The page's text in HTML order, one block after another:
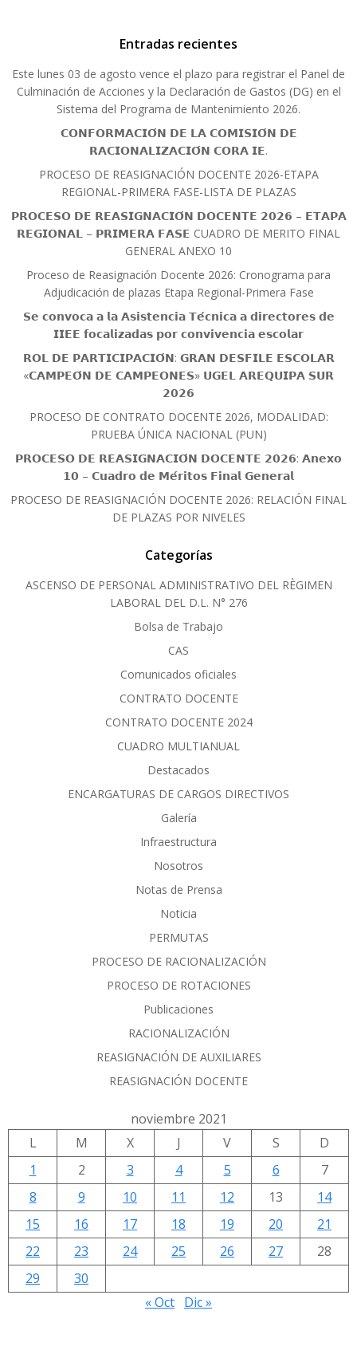
Entradas recientes
Este lunes 03 de agosto vence el plazo para registrar el Panel de
Culminación de Acciones y la Declaración de Gastos (DG) en el
Sistema del Programa de Mantenimiento 2026.
𝗖𝗢𝗡𝗙𝗢𝗥𝗠𝗔𝗖𝗜𝗢́𝗡 𝗗𝗘 𝗟𝗔 𝗖𝗢𝗠𝗜𝗦𝗜𝗢́𝗡 𝗗𝗘
𝗥𝗔𝗖𝗜𝗢𝗡𝗔𝗟𝗜𝗭𝗔𝗖𝗜𝗢́𝗡 𝗖𝗢𝗥𝗔 𝗜𝗘.
PROCESO DE REASIGNACIÓN DOCENTE 2026-ETAPA
REGIONAL-PRIMERA FASE-LISTA DE PLAZAS
𝗣𝗥𝗢𝗖𝗘𝗦𝗢 𝗗𝗘 𝗥𝗘𝗔𝗦𝗜𝗚𝗡𝗔𝗖𝗜𝗢́𝗡 𝗗𝗢𝗖𝗘𝗡𝗧𝗘 𝟮𝟬𝟮𝟲 – 𝗘𝗧𝗔𝗣𝗔
𝗥𝗘𝗚𝗜𝗢𝗡𝗔𝗟 – 𝗣𝗥𝗜𝗠𝗘𝗥𝗔 𝗙𝗔𝗦𝗘 CUADRO DE MERITO FINAL
GENERAL ANEXO 10
Proceso de Reasignación Docente 2026: Cronograma para
Adjudicación de plazas Etapa Regional-Primera Fase
𝗦𝗲 𝗰𝗼𝗻𝘃𝗼𝗰𝗮 𝗮 𝗹𝗮 𝗔𝘀𝗶𝘀𝘁𝗲𝗻𝗰𝗶𝗮 𝗧𝗲́𝗰𝗻𝗶𝗰𝗮 𝗮 𝗱𝗶𝗿𝗲𝗰𝘁𝗼𝗿𝗲𝘀 𝗱𝗲
𝗜𝗜𝗘𝗘 𝗳𝗼𝗰𝗮𝗹𝗶𝘇𝗮𝗱𝗮𝘀 𝗽𝗼𝗿 𝗰𝗼𝗻𝘃𝗶𝘃𝗲𝗻𝗰𝗶𝗮 𝗲𝘀𝗰𝗼𝗹𝗮𝗿
𝗥𝗢𝗟 𝗗𝗘 𝗣𝗔𝗥𝗧𝗜𝗖𝗜𝗣𝗔𝗖𝗜𝗢́𝗡: 𝗚𝗥𝗔𝗡 𝗗𝗘𝗦𝗙𝗜𝗟𝗘 𝗘𝗦𝗖𝗢𝗟𝗔𝗥
«𝗖𝗔𝗠𝗣𝗘𝗢́𝗡 𝗗𝗘 𝗖𝗔𝗠𝗣𝗘𝗢𝗡𝗘𝗦» 𝗨𝗚𝗘𝗟 𝗔𝗥𝗘𝗤𝗨𝗜𝗣𝗔 𝗦𝗨𝗥
𝟮𝟬𝟮𝟲
PROCESO DE CONTRATO DOCENTE 2026, MODALIDAD:
PRUEBA ÚNICA NACIONAL (PUN)
𝗣𝗥𝗢𝗖𝗘𝗦𝗢 𝗗𝗘 𝗥𝗘𝗔𝗦𝗜𝗚𝗡𝗔𝗖𝗜𝗢́𝗡 𝗗𝗢𝗖𝗘𝗡𝗧𝗘 𝟮𝟬𝟮𝟲: 𝗔𝗻𝗲𝘅𝗼
𝟭𝟬 – 𝗖𝘂𝗮𝗱𝗿𝗼 𝗱𝗲 𝗠𝗲́𝗿𝗶𝘁𝗼𝘀 𝗙𝗶𝗻𝗮𝗹 𝗚𝗲𝗻𝗲𝗿𝗮𝗹
PROCESO DE REASIGNACIÓN DOCENTE 2026: RELACIÓN FINAL
DE PLAZAS POR NIVELES
Categorías
ASCENSO DE PERSONAL ADMINISTRATIVO DEL RÈGIMEN
LABORAL DEL D.L. N° 276
Bolsa de Trabajo
CAS
Comunicados oficiales
CONTRATO DOCENTE
CONTRATO DOCENTE 2024
CUADRO MULTIANUAL
Destacados
ENCARGATURAS DE CARGOS DIRECTIVOS
Galería
Infraestructura
Nosotros
Notas de Prensa
Noticia
PERMUTAS
PROCESO DE RACIONALIZACIÓN
PROCESO DE ROTACIONES
Publicaciones
RACIONALIZACIÓN
REASIGNACIÓN DE AUXILIARES
REASIGNACIÓN DOCENTE
noviembre 2021
L
M X J V S
D
1
2 3 4 5 6
7
8
9 10 11 12 13
14
15
16 17 18 19 20
21
22
23 24 25 26 27
28
29
30
« Oct Dic »